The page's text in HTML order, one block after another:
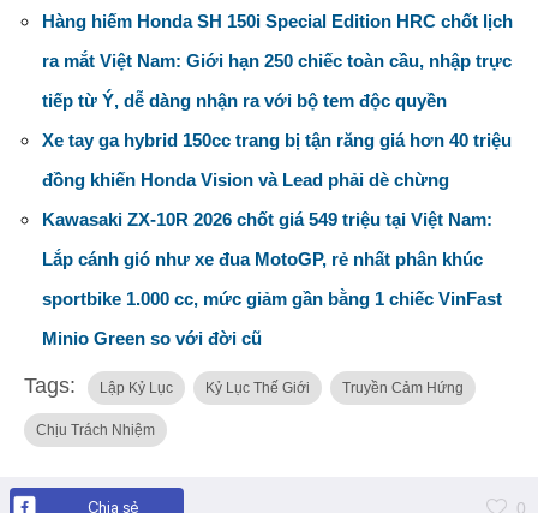
Hàng hiếm Honda SH 150i Special Edition HRC chốt lịch
ra mắt Việt Nam: Giới hạn 250 chiếc toàn cầu, nhập trực
tiếp từ Ý, dễ dàng nhận ra với bộ tem độc quyền
Xe tay ga hybrid 150cc trang bị tận răng giá hơn 40 triệu
đồng khiến Honda Vision và Lead phải dè chừng
Kawasaki ZX-10R 2026 chốt giá 549 triệu tại Việt Nam:
Lắp cánh gió như xe đua MotoGP, rẻ nhất phân khúc
sportbike 1.000 cc, mức giảm gần bằng 1 chiếc VinFast
Minio Green so với đời cũ
Tags: Lập Kỷ Lục Kỷ Lục Thế Giới Truyền Cảm Hứng
Chịu Trách Nhiệm
Chia sẻ 0